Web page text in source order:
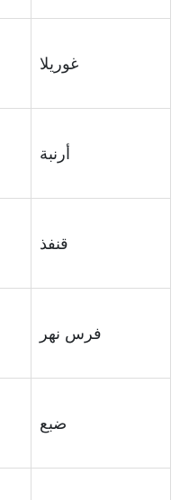
غوريلا
أرنبة
قنفذ
فرس نهر
ضبع